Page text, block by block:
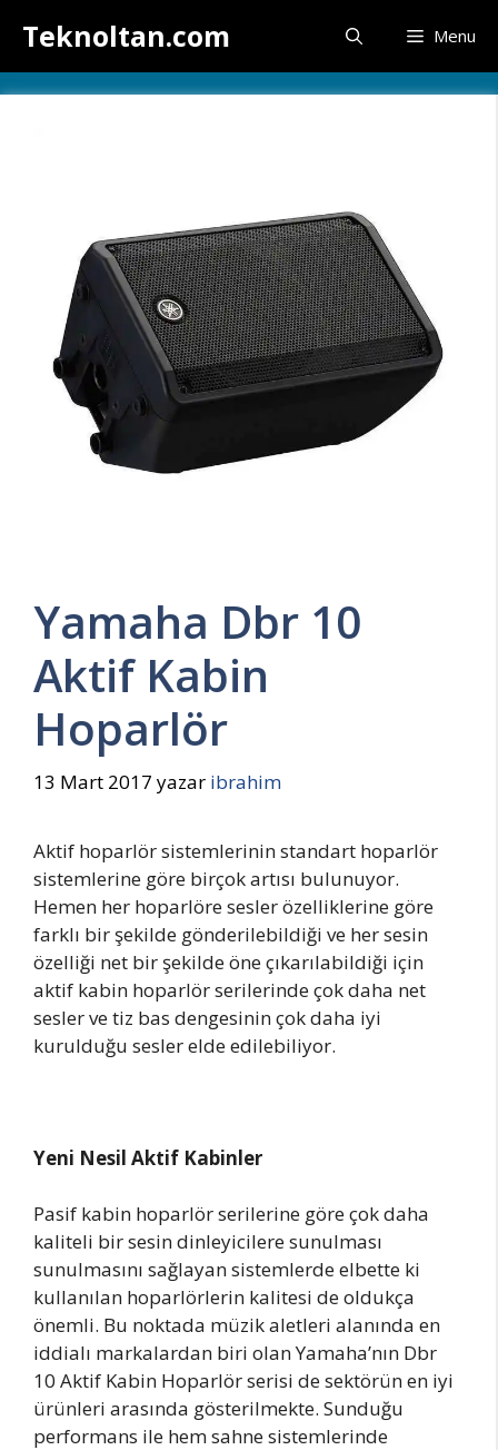
atlaTeknoltan.com Menu
Yamaha Dbr 10
Aktif Kabin
Hoparlör
13 Mart 2017 yazar ibrahim
Aktif hoparlör sistemlerinin standart hoparlör
sistemlerine göre birçok artısı bulunuyor.
Hemen her hoparlöre sesler özelliklerine göre
farklı bir şekilde gönderilebildiği ve her sesin
özelliği net bir şekilde öne çıkarılabildiği için
aktif kabin hoparlör serilerinde çok daha net
sesler ve tiz bas dengesinin çok daha iyi
kurulduğu sesler elde edilebiliyor.
Yeni Nesil Aktif Kabinler
Pasif kabin hoparlör serilerine göre çok daha
kaliteli bir sesin dinleyicilere sunulması
sunulmasını sağlayan sistemlerde elbette ki
kullanılan hoparlörlerin kalitesi de oldukça
önemli. Bu noktada müzik aletleri alanında en
iddialı markalardan biri olan Yamaha’nın Dbr
10 Aktif Kabin Hoparlör serisi de sektörün en iyi
ürünleri arasında gösterilmekte. Sunduğu
performans ile hem sahne sistemlerinde